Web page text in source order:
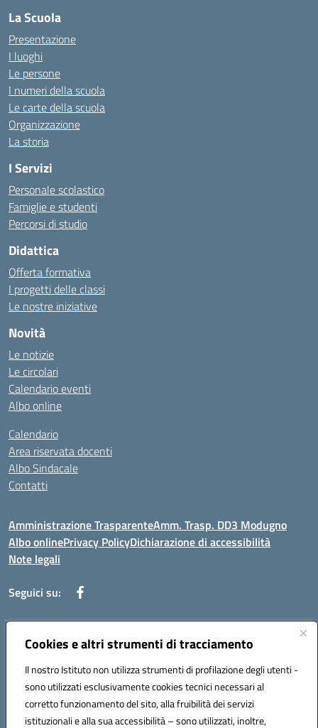
Cookies e altri strumenti di tracciamento
Il nostro Istituto non utilizza strumenti di profilazione degli utenti -
sono utilizzati esclusivamente cookies tecnici necessari al
corretto funzionamento del sito, alla fruibilità dei servizi
istituzionali e alla sua accessibilità – sono utilizzati, inoltre,
La Scuola
Presentazione
I luoghi
Le persone
I numeri della scuola
Le carte della scuola
Organizzazione
La storia
I Servizi
Personale scolastico
Famiglie e studenti
Percorsi di studio
Didattica
Offerta formativa
I progetti delle classi
Le nostre iniziative
Novità
Le notizie
Le circolari
Calendario eventi
Albo online
Calendario
Area riservata docenti
Albo Sindacale
Contatti
Amministrazione TrasparenteAmm. Trasp. DD3 Modugno
Albo onlinePrivacy PolicyDichiarazione di accessibilità
Note legali
Seguici su:
Indirizzo:Via Magna Grecia, 1 - 70026 Modugno (Bari)
Posta elettronica certificata (PEC):baic8ap005@pec.istruzione.it
Codice fiscale: 93548950729
Codice meccanografico: BAIC8AP005